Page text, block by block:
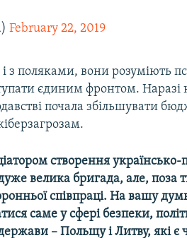
February 22, 2019
з поляками, вони розуміють
єдиним фронтом.
почала збільшувати
створення українсько-
велика бригада, але, поза
співпраці. На вашу
саме у сфері безпеки,
– Польщу і Литву, які